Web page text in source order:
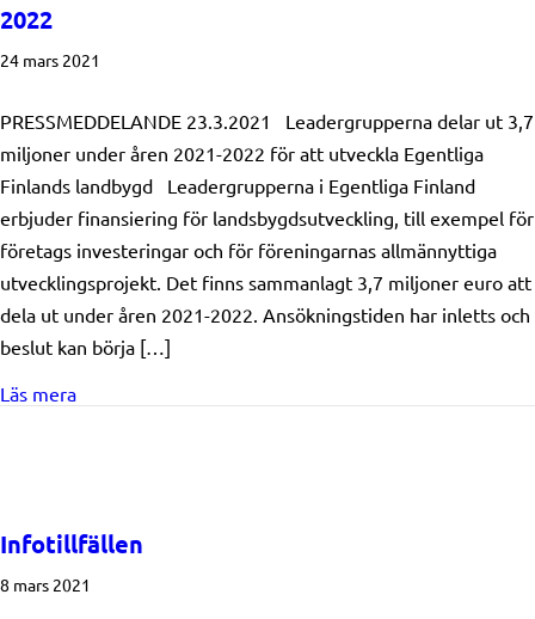
2022
24 mars 2021
PRESSMEDDELANDE 23.3.2021 Leadergrupperna delar ut 3,7
miljoner under åren 2021-2022 för att utveckla Egentliga
Finlands landbygd Leadergrupperna i Egentliga Finland
erbjuder finansiering för landsbygdsutveckling, till exempel för
företags investeringar och för föreningarnas allmännyttiga
utvecklingsprojekt. Det finns sammanlagt 3,7 miljoner euro att
dela ut under åren 2021-2022. Ansökningstiden har inletts och
beslut kan börja […]
Läs meraabout Leader finansiering i Egentliga Finland 2021-
Infotillfällen
8 mars 2021